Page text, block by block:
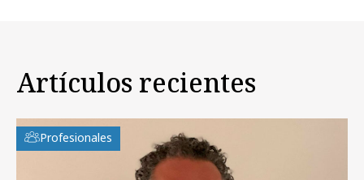
Artículos recientes
Profesionales